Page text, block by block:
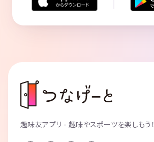
趣味友アプリ - 趣味やスポーツを楽しもう！